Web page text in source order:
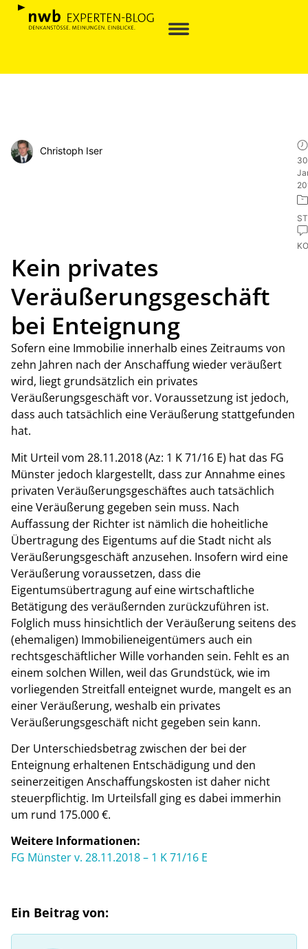
Christoph Iser
Kein privates
Veräußerungsgeschäft
bei Enteignung
Sofern eine Immobilie innerhalb eines Zeitraums von
zehn Jahren nach der Anschaffung wieder veräußert
wird, liegt grundsätzlich ein privates
Veräußerungsgeschäft vor. Voraussetzung ist jedoch,
dass auch tatsächlich eine Veräußerung stattgefunden
hat.
Mit Urteil vom 28.11.2018 (Az: 1 K 71/16 E) hat das FG
Münster jedoch klargestellt, dass zur Annahme eines
privaten Veräußerungsgeschäftes auch tatsächlich
eine Veräußerung gegeben sein muss. Nach
Auffassung der Richter ist nämlich die hoheitliche
Übertragung des Eigentums auf die Stadt nicht als
Veräußerungsgeschäft anzusehen. Insofern wird eine
Veräußerung voraussetzen, dass die
Eigentumsübertragung auf eine wirtschaftliche
Betätigung des veräußernden zurückzuführen ist.
Folglich muss hinsichtlich der Veräußerung seitens des
(ehemaligen) Immobilieneigentümers auch ein
rechtsgeschäftlicher Wille vorhanden sein. Fehlt es an
einem solchen Willen, weil das Grundstück, wie im
vorliegenden Streitfall enteignet wurde, mangelt es an
einer Veräußerung, weshalb ein privates
Veräußerungsgeschäft nicht gegeben sein kann.
Der Unterschiedsbetrag zwischen der bei der
Enteignung erhaltenen Entschädigung und den
seinerzeitigen Anschaffungskosten ist daher nicht
steuerpflichtig. Im Urteilsfall ging es dabei immerhin
um rund 175.000 €.
Weitere Informationen:
FG Münster v. 28.11.2018 – 1 K 71/16 E
Ein Beitrag von: